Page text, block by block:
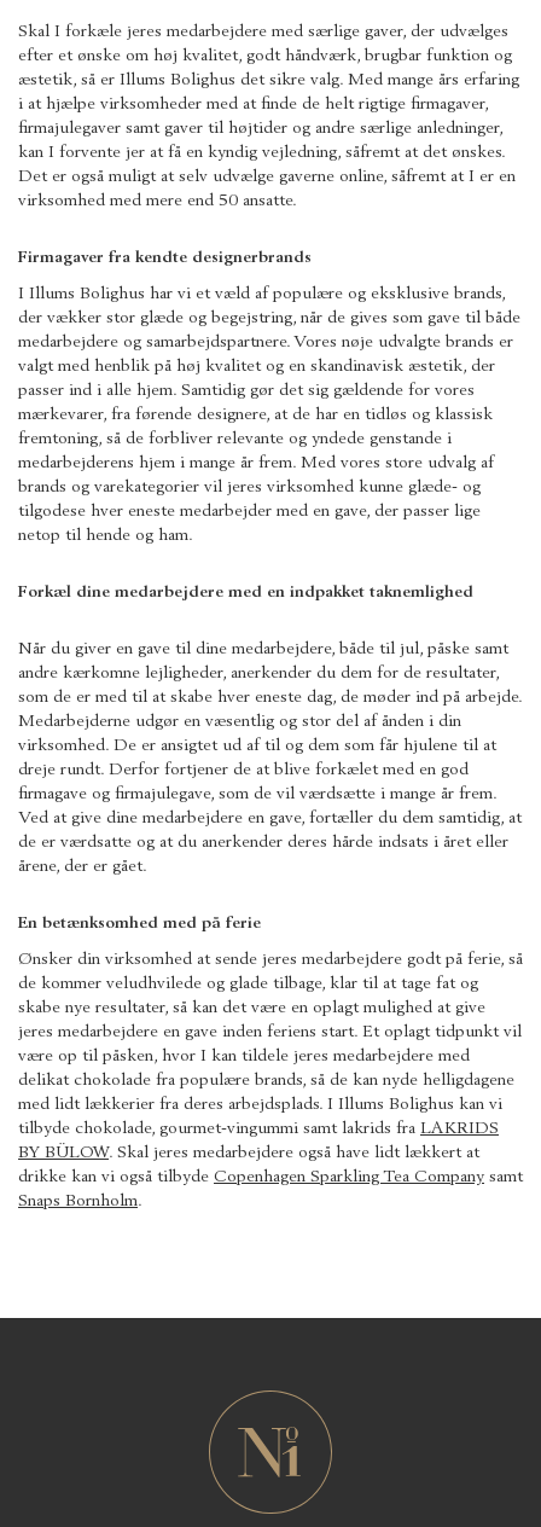
Skal I forkæle jeres medarbejdere med særlige gaver, der udvælges
efter et ønske om høj kvalitet, godt håndværk, brugbar funktion og
æstetik, så er Illums Bolighus det sikre valg. Med mange års erfaring
i at hjælpe virksomheder med at finde de helt rigtige firmagaver,
firmajulegaver samt gaver til højtider og andre særlige anledninger,
kan I forvente jer at få en kyndig vejledning, såfremt at det ønskes.
Det er også muligt at selv udvælge gaverne online, såfremt at I er en
virksomhed med mere end 50 ansatte.
Firmagaver fra kendte designerbrands
I Illums Bolighus har vi et væld af populære og eksklusive brands,
der vækker stor glæde og begejstring, når de gives som gave til både
medarbejdere og samarbejdspartnere. Vores nøje udvalgte brands er
valgt med henblik på høj kvalitet og en skandinavisk æstetik, der
passer ind i alle hjem. Samtidig gør det sig gældende for vores
mærkevarer, fra førende designere, at de har en tidløs og klassisk
fremtoning, så de forbliver relevante og yndede genstande i
medarbejderens hjem i mange år frem. Med vores store udvalg af
brands og varekategorier vil jeres virksomhed kunne glæde- og
tilgodese hver eneste medarbejder med en gave, der passer lige
netop til hende og ham.
Forkæl dine medarbejdere med en indpakket taknemlighed
Når du giver en gave til dine medarbejdere, både til jul, påske samt
andre kærkomne lejligheder, anerkender du dem for de resultater,
som de er med til at skabe hver eneste dag, de møder ind på arbejde.
Medarbejderne udgør en væsentlig og stor del af ånden i din
virksomhed. De er ansigtet ud af til og dem som får hjulene til at
dreje rundt. Derfor fortjener de at blive forkælet med en god
firmagave og firmajulegave, som de vil værdsætte i mange år frem.
Ved at give dine medarbejdere en gave, fortæller du dem samtidig, at
de er værdsatte og at du anerkender deres hårde indsats i året eller
årene, der er gået.
En betænksomhed med på ferie
Ønsker din virksomhed at sende jeres medarbejdere godt på ferie, så
de kommer veludhvilede og glade tilbage, klar til at tage fat og
skabe nye resultater, så kan det være en oplagt mulighed at give
jeres medarbejdere en gave inden feriens start. Et oplagt tidpunkt vil
være op til påsken, hvor I kan tildele jeres medarbejdere med
delikat chokolade fra populære brands, så de kan nyde helligdagene
med lidt lækkerier fra deres arbejdsplads. I Illums Bolighus kan vi
tilbyde chokolade, gourmet-vingummi samt lakrids fra LAKRIDS
BY BÜLOW. Skal jeres medarbejdere også have lidt lækkert at
drikke kan vi også tilbyde Copenhagen Sparkling Tea Company samt
Snaps Bornholm.